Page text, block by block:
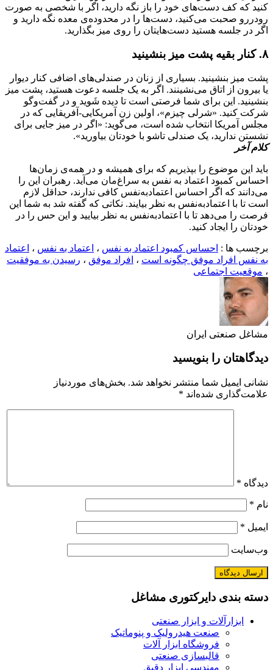
کنید که کف دست‌های خود را باز نگه دارید، اگر با شخصی به صورت
رودررو صحبت می‌کنید، دست‌ها را در محدوده‌ی معده نگه دارید و
اگر در جلسه هستید دست‌هایتان را روی میز بگذارید.
۸. کنار بقیه پشت میز بنشینید
پشت میز بنشینید. بسیاری از زنان در صندلی‌های اضافی کنار دیوار
یا بیرون از اتاق می‌نشینند. اگر به یک جلسه دعوت هستید، پشت میز
بنشینید. این برای شما فرصتی است تا دیده شَوید و در گفت‌وگو
شرکت کنید. «شرلی چیزم»، اولین زن آمریکایی­-آفریقایی که در
مجلس آمریکا انتخاب شده است، می‌گوید: «اگر در میز جایی برای
نشستن ندارید، یک صندلی تاشو با خودتان بیاورید».
کلام آخر
باید این موضوع را بپذیریم که برای همیشه و در همه‌ی زمان‌ها
احساس کمبود اعتماد به نفس به سراغ‌مان می‌آید. رهبران این را
می‌دانند که اگر احساس اعتمادبه‌نفس کافی ندارند، حداقل لازم
است تا با اعتمادبه‌نفس به نظر بیایند. نکاتی که گفته شد به شما این
فرصت را می‌دهد تا با اعتمادبه‌نفس به نظر بیایید و این حس را در
خودتان را ایجاد کنید.
برچسب ها : احساس کمبود اعتماد به نفس ، اعتماد به نفس ،
اعتماد
به نفس افراد موفق چگونه است ، افراد موفق ، رسیدن به موفقیت
، موقعیت اجتماعی
مشاغل صنعتی ایران
دیدگاهتان را بنویسید
نشانی ایمیل شما منتشر نخواهد شد. بخش‌های موردنیاز
علامت‌گذاری شده‌اند *
دیدگاه *
نام *
ایمیل *
وب‌سایت
دسته بندی دایرکتوری مشاغل
ابزارآلات و ابزار صنعتی
صنعت هیدرولیک و پنوماتیک
فروشگاه ابزار آلات
قالبسازی صنعتی
مهندسی ابزار دقیق